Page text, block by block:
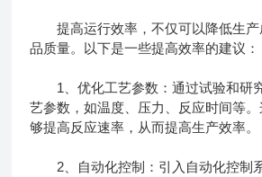
提高运行效率，不仅可以降低生产
品质量。以下是一些提高效率的建议：
1、优化工艺参数：通过试验和研
艺参数，如温度、压力、反应时间等
够提高反应速率，从而提高生产效率。
2、自动化控制：引入自动化控制